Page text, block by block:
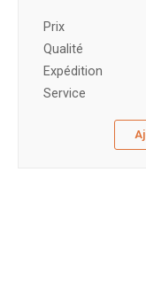
Prix ​​
Qualité
Expédition
Service